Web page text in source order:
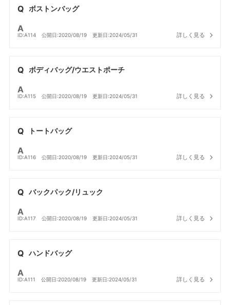
ボストンバッグ
ID:A114 公開日:2020/08/19 更新日:2024/05/31 詳しく見る
ボディバッグ/ウエストポーチ
ID:A115 公開日:2020/08/19 更新日:2024/05/31 詳しく見る
トートバッグ
ID:A116 公開日:2020/08/19 更新日:2024/05/31 詳しく見る
バックパック/リュック
ID:A117 公開日:2020/08/19 更新日:2024/05/31 詳しく見る
ハンドバッグ
ID:A111 公開日:2020/08/19 更新日:2024/05/31 詳しく見る